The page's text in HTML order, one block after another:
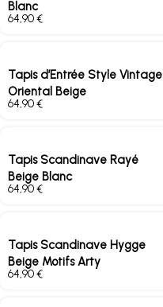
Blanc
€
Tapis d’Entrée Style Vintage
Oriental Beige
€
Tapis Scandinave Rayé
Beige Blanc
€
Tapis Scandinave Hygge
Beige Motifs Arty
€